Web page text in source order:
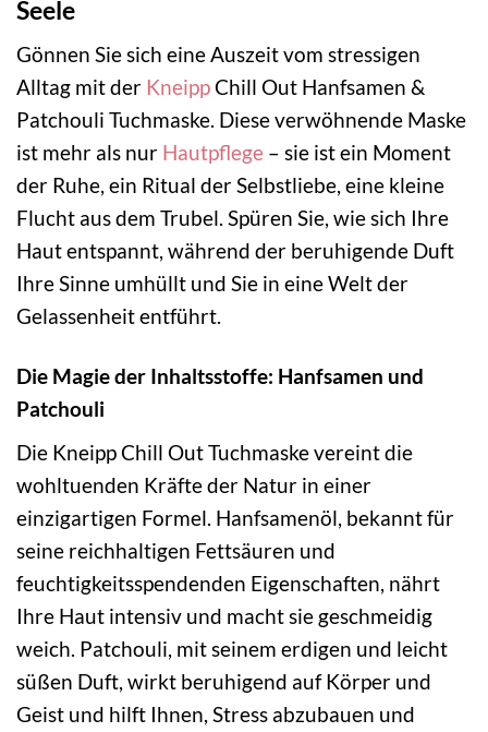
Seele
Gönnen Sie sich eine Auszeit vom stressigen
Alltag mit der KneippChill Out Hanfsamen &
Patchouli Tuchmaske. Diese verwöhnende Maske
ist mehr als nur Hautpflege – sie ist ein Moment
der Ruhe, ein Ritual der Selbstliebe, eine kleine
Flucht aus dem Trubel. Spüren Sie, wie sich Ihre
Haut entspannt, während der beruhigende Duft
Ihre Sinne umhüllt und Sie in eine Welt der
Gelassenheit entführt.
Die Magie der Inhaltsstoffe: Hanfsamen und
Patchouli
Die Kneipp Chill Out Tuchmaske vereint die
wohltuenden Kräfte der Natur in einer
einzigartigen Formel. Hanfsamenöl, bekannt für
seine reichhaltigen Fettsäuren und
feuchtigkeitsspendenden Eigenschaften, nährt
Ihre Haut intensiv und macht sie geschmeidig
weich. Patchouli, mit seinem erdigen und leicht
süßen Duft, wirkt beruhigend auf Körper und
Geist und hilft Ihnen, Stress abzubauen und